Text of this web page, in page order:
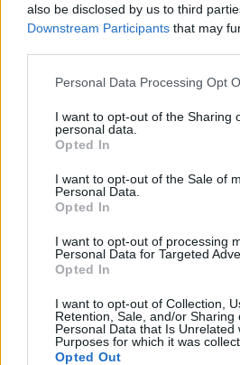
also be disclosed by us to third
Downstream Participants that may
Please note that this website/app
not limited to your visit or usage
grant or deny consent to Google
use your data for below specified
consent section.
Personal Data Processing Opt
I want to opt-out of the Sharing
personal data.
Opted In
I want to opt-out of the Sale of
Personal Data.
Opted In
I want to opt-out of processing
Personal Data for Targeted
Opted In
I want to opt-out of Collection,
Retention, Sale, and/or Sharing
Personal Data that Is Unrelated
Purposes for which it was
Opted Out
Notizie in
GalluraOggi.it
Condividi l'articolo